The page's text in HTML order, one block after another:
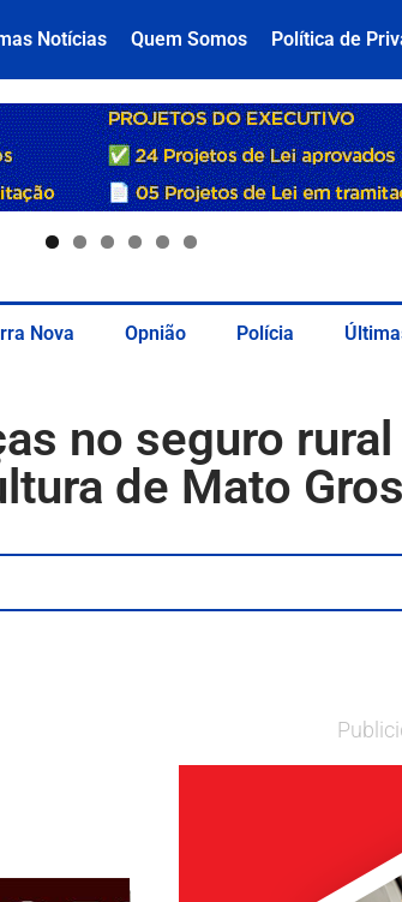
Notícias Quem Somos Política de
Nova Opnião Polícia
no seguro
de Mato